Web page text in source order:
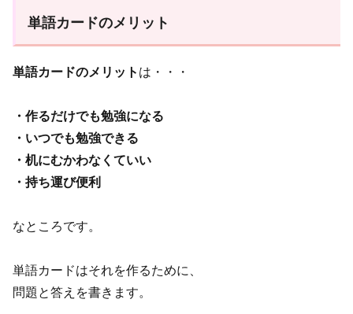
単語カードのメリット
単語カードのメリット は・・・
・作るだけでも勉強になる
・いつでも勉強できる
・机にむかわなくていい
・持ち運び便利
なところです。
単語カードはそれを作るために、
問題と答えを書きます。